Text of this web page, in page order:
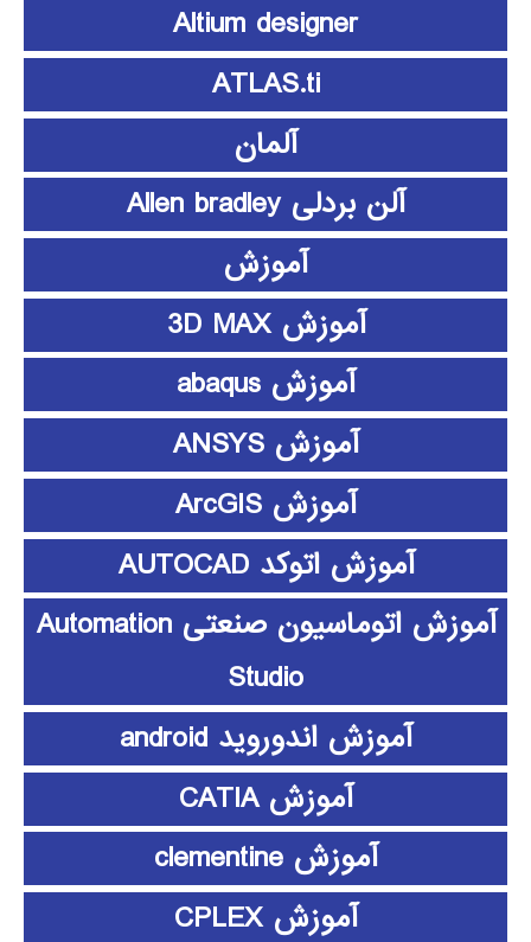
Altium designer
ATLAS.ti
آلمان
آلن بردلی Allen bradley
آموزش
آموزش 3D MAX
آموزش abaqus
آموزش ANSYS
آموزش ArcGIS
آموزش اتوکد AUTOCAD
آموزش اتوماسیون صنعتی Automation
Studio
آموزش اندوروید android
آموزش CATIA
آموزش clementine
آموزش CPLEX